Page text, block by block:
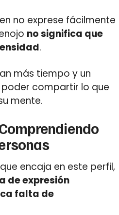
no exprese fácilmente
no significa que
.
más tiempo y un
compartir lo que
mente.
encaja en este perfil,
de expresión
falta de